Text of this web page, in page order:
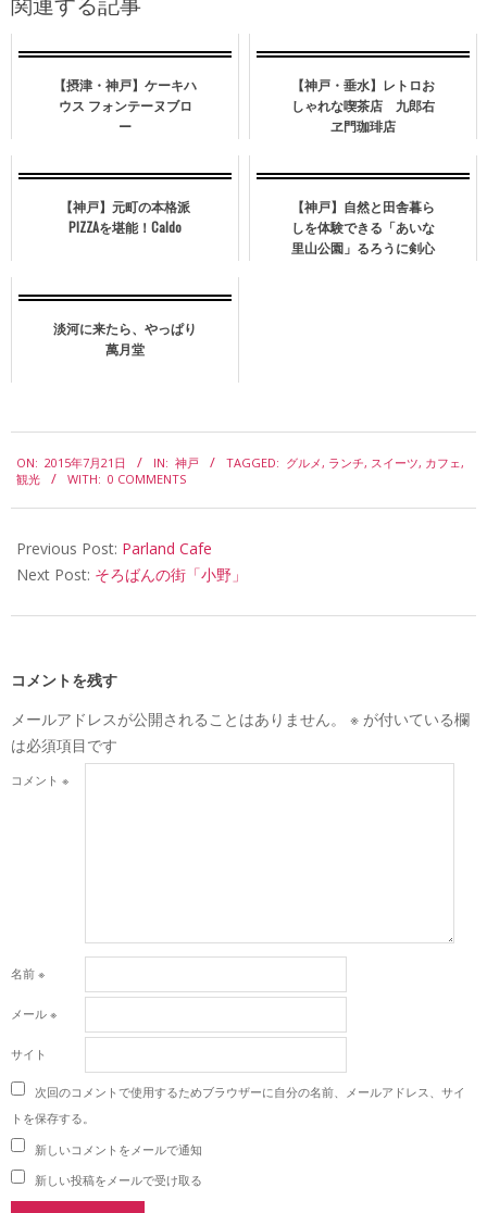
【摂津・神戸】ケーキハ
ウス フォンテーヌブロ
ー
【神戸・垂水】レトロお
しゃれな喫茶店 九郎右
ヱ門珈琲店
【神戸】元町の本格派
PIZZAを堪能！Caldo
【神戸】自然と田舎暮ら
しを体験できる「あいな
里山公園」るろうに剣心
淡河に来たら、やっぱり
萬月堂
07-
ON: 2015年7月21日 IN: 神戸 TAGGED: グルメ , ランチ, スイーツ, カフェ ,
観光
WITH: 0 COMMENTS
Previous Post: Parland Cafe
Next Post: そろばんの街「小野」
コメントを残す
メールアドレスが公開されることはありません。
※ が付いている欄
は必須項目です
コメント ※
名前 ※
メール ※
サイト
次回のコメントで使用するためブラウザーに自分の名前、メールアドレス、サイ
トを保存する。
新しいコメントをメールで通知
新しい投稿をメールで受け取る